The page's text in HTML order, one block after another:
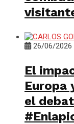
26/06/2026
El
Europa
el